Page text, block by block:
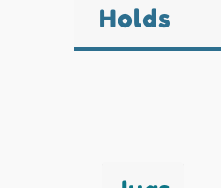
Holds